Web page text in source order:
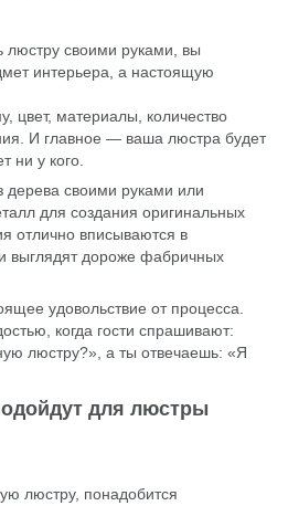
люстру своими руками, вы
интерьера, а настоящую
цвет, материалы, количество
И главное — ваша люстра будет
ни у кого.
своими руками или
для создания оригинальных
отлично вписываются в
выглядят дороже фабричных
удовольствие от процесса.
когда гости спрашивают:
люстру?», а ты отвечаешь: «Я
для люстры
люстру, понадобится